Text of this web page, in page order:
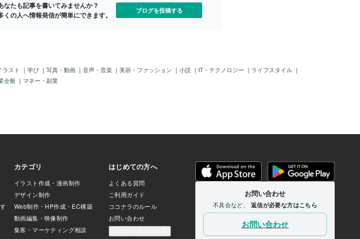
輔副業も頑張ってやります ８０００円の
収益がでました
なたも記事を書いてみませんか？
くの人へ情報発信が簡単にできます。
ブログを投稿する
スト ｜ 学び ｜ 写真・動画 ｜ 音声・音楽 ｜ 美容・ファッション ｜ 小説 ｜ IT・テクノロジー ｜ ライフスタイル ｜
全般 ｜ マネー・副業